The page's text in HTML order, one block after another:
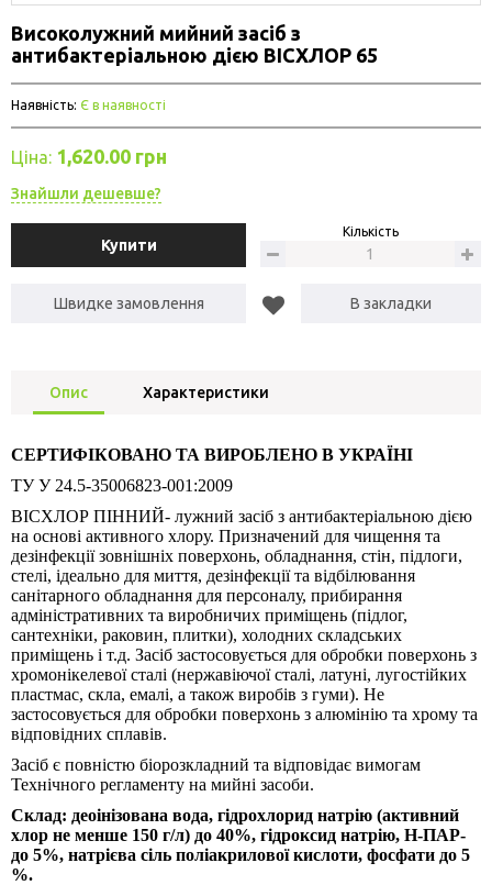
Високолужний мийний засіб з
антибактеріальною дією ВІСХЛОР 65
Наявність: Є в наявності
Ціна: 1,620.00 грн
Знайшли дешевше?
Купити
Кількість
Швидке замовлення В закладки
Опис Характеристики
СЕРТИФІКОВАНО ТА ВИРОБЛЕНО В УКРАЇНІ
ТУ У 24.5-35006823-001:2009
ВІСХЛОР ПІННИЙ- лужний засіб з антибактеріальною дією
на основі активного хлору. Призначений для чищення та
дезінфекції зовнішніх поверхонь, обладнання, стін, підлоги,
стелі, ідеально для миття, дезінфекції та відбілювання
санітарного обладнання для персоналу, прибирання
адміністративних та виробничих приміщень (підлог,
сантехніки, раковин, плитки), холодних складських
приміщень і т.д. Засіб застосовується для обробки поверхонь з
хромонікелевої сталі (нержавіючої сталі, латуні, лугостійких
пластмас, скла, емалі, а також виробів з гуми). Не
застосовується для обробки поверхонь з алюмінію та хрому та
відповідних сплавів.
Засіб є повністю біорозкладний та відповідає вимогам
Технічного регламенту на мийні засоби.
Склад: деоінізована вода, гідрохлорид натрію (активний
хлор не менше 150 г/л) до 40%, гідроксид натрію, Н-ПАР-
до 5%, натрієва сіль поліакрилової кислоти, фосфати до 5
%.